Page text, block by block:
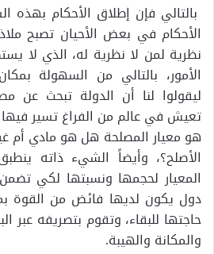
بالتالي فإن إطلاق الأحكام بهذه
الأحكام في بعض الأحيان تصبح
نظرية لمن لا نظرية له، الذي لا
الأمور، بالتالي من السهولة
ليقولوا لنا أن الدولة تبحث عن
تعيش في عالم من الفراغ تسير
هو معيار المصلحة هل هو مادي أم
الأصلح؟، وأيضاً الشيء ذاته
المعيار لحجمها ونسبتها لكي
دول يكون لديها فائض من القوة
حاجتها للبقاء، وتقوم بتصريفه عبر
والمكانة والهيبة.